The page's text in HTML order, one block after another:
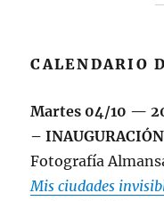
CALENDARIO
Martes 04/10 —
– INAUGURACIÓN
Fotografía
Mis ciudades